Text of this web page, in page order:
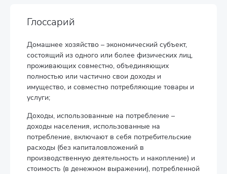
Глоссарий
Домашнее хозяйство – экономический субъект,
состоящий из одного или более физических лиц,
проживающих совместно, объединяющих
полностью или частично свои доходы и
имущество, и совместно потребляющие товары и
услуги;
Доходы, использованные на потребление –
доходы населения, использованные на
потребление, включают в себя потребительские
расходы (без капиталовложений в
производственную деятельность и накопление) и
стоимость (в денежном выражении), потребленной